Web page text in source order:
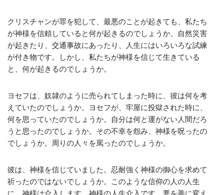
クリスチャンが罪を犯して、最悪のことが起きても、私たち
が神様を信頼していると何が起きるのでしょうか。自然災害
が起きたり、交通事故にあったり、人生にはいろいろな試練
が付き物です。しかし、私たちが神様を信じて生きている
と、何が起きるのでしょうか。
ヨセフは、奴隷のように売られてしまった時に、彼は何を考
えていたのでしょうか。ヨセフが、牢屋に投獄された時に、
何を思っていたのでしょうか。自分は何と運がない人間だろ
うと思ったのでしょうか。その不幸を怨み、神様を呪ったの
でしょうか。周りの人々を罵ったのでしょうか。
彼は、神様を信じていました。忍耐強く神様の御心を求めて
祈ったのではないでしょうか。このような信仰の人の人生
に、神様は介入します。神様の人生介入です。悪を善に変え